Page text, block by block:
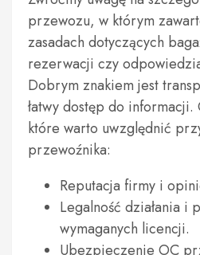
przewozu, w którym
zasadach dotyczących
rezerwacji czy
Dobrym znakiem jest
łatwy dostęp do informacji.
które warto uwzględnić
przewoźnika:
Reputacja firmy i
Legalność działania i
wymaganych licencji.
Ubezpieczenie OC